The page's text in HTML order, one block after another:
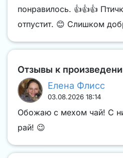
понравилось. 👍👍👍
отпустит. 😊 Слишком
Отзывы к
Елена Флисс
03.08.2026 18:14
Обожаю с мехом чай! С
рай! 😉